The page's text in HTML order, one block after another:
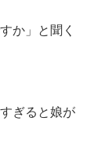
か」と聞く
ぎると娘が